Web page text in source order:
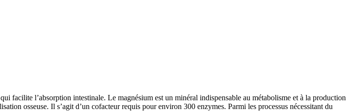
facilite l’absorption intestinale. Le magnésium est un minéral indispensable au métabolisme et à la production
osseuse. Il s’agit d’un cofacteur requis pour environ 300 enzymes. Parmi les processus nécessitant du